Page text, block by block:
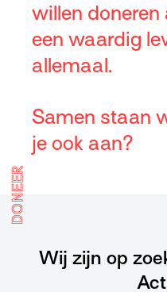
willen doneren
een waardig
allemaal.
Samen staan
je ook aan?
DONEER
Wij zijn op